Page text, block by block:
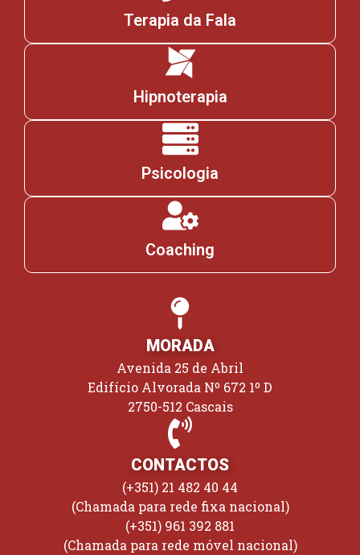
Terapia da Fala
Hipnoterapia
Psicologia
Coaching
MORADA
Avenida 25 de Abril
Edifício Alvorada Nº 672 1º D
2750-512 Cascais
CONTACTOS
(+351) 21 482 40 44
(Chamada para rede fixa nacional)
(+351) 961 392 881
(Chamada para rede móvel nacional)